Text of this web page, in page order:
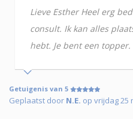
Lieve Esther Heel erg
consult. Ik kan alles
hebt. Je bent een topper.
Getuigenis van 5
Geplaatst door N.E. op vrijdag 25